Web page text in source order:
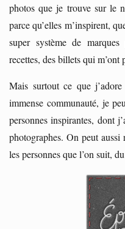
photos que je trouve sur le
parce qu’elles m’inspirent,
super système de
recettes, des billets qui m’ont
Mais surtout ce que
immense communauté, je
personnes inspirantes, dont
photographes. On peut aussi
les personnes que l’on suit,